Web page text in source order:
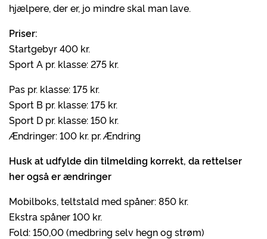
hjælpere, der er, jo mindre skal man lave.
Priser:
Startgebyr 400 kr.
Sport A pr. klasse: 275 kr.
Pas pr. klasse: 175 kr.
Sport B pr. klasse: 175 kr.
Sport D pr. klasse: 150 kr.
Ændringer: 100 kr. pr. Ændring
Husk at udfylde din tilmelding korrekt, da rettelser
her også er ændringer
Mobilboks, teltstald med spåner: 850 kr.
Ekstra spåner 100 kr.
Fold: 150,00 (medbring selv hegn og strøm)